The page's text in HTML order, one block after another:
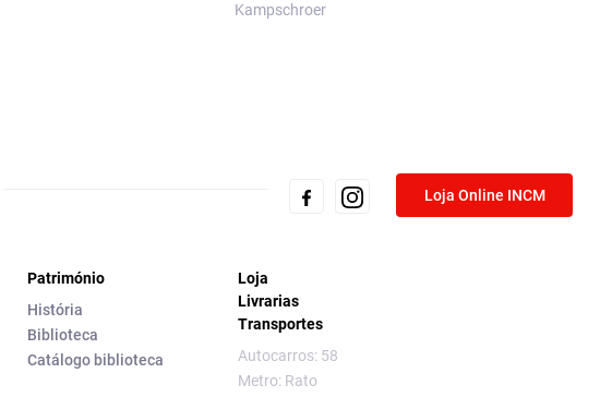
Kampschroer
Loja Online INCM
Património
História
Biblioteca
Catálogo biblioteca
Loja
Livrarias
Transportes
Autocarros: 58
Metro: Rato